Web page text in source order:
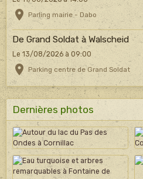
Parling mairie - Dabo
De Grand Soldat à Walscheid
Le 13/08/2026 à 09:00
Parking centre de Grand Soldat
Dernières photos